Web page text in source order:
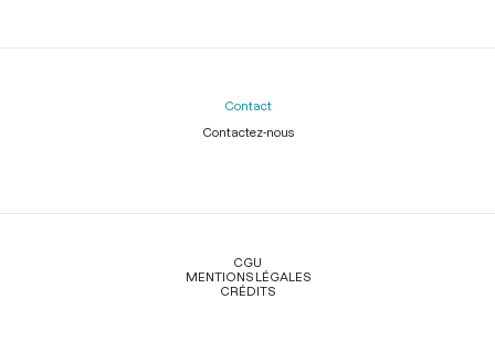
Contact
Contactez-nous
Légal
CGU
MENTIONS LÉGALES
CRÉDITS